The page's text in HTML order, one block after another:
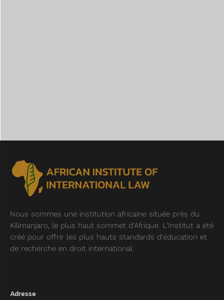
Nous sommes une institution africaine située près du
Kilimanjaro, le plus haut sommet d'Afrique. L'Institut a été
créé pour offrir les plus hauts standards d'éducation et
de recherche en droit international.
Adresse